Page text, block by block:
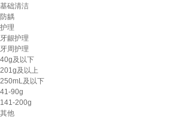
基础清洁
防龋
护理
牙龈护理
牙周护理
40g及以下
201g及以上
250mL及以下
41-90g
141-200g
其他